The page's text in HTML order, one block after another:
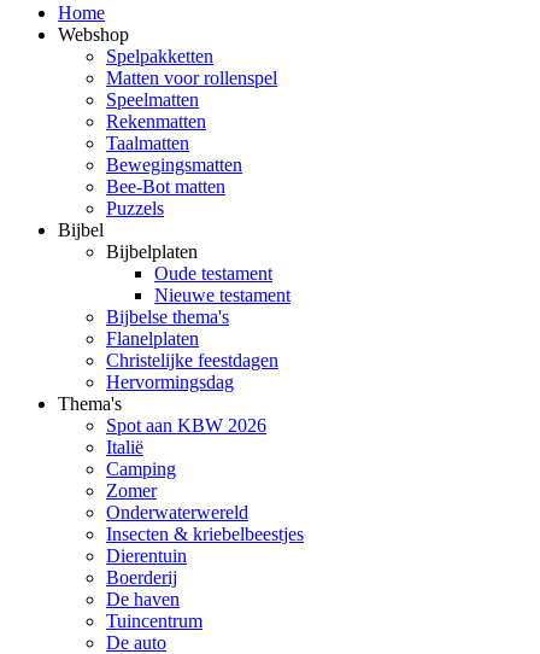
Home
Webshop
Spelpakketten
Matten voor rollenspel
Speelmatten
Rekenmatten
Taalmatten
Bewegingsmatten
Bee-Bot matten
Puzzels
Bijbel
Bijbelplaten
Oude testament
Nieuwe testament
Bijbelse thema's
Flanelplaten
Christelijke feestdagen
Hervormingsdag
Thema's
Spot aan KBW 2026
Italië
Camping
Zomer
Onderwaterwereld
Insecten & kriebelbeestjes
Dierentuin
Boerderij
De haven
Tuincentrum
De auto